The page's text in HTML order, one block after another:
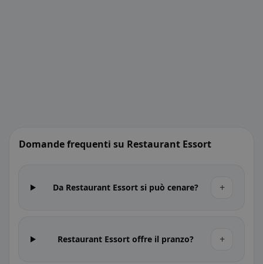
Domande frequenti su Restaurant Essort
Da Restaurant Essort si può cenare? +
Restaurant Essort offre il pranzo? +